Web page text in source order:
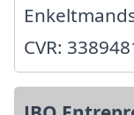
CVR: